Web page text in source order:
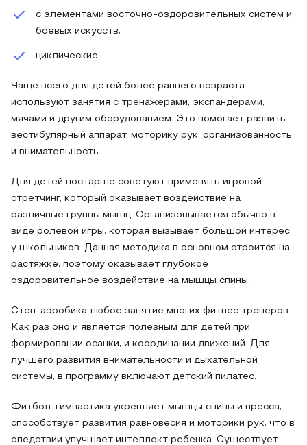
с элементами восточно-оздоровительных систем и
боевых искусств;
циклические.
Чаще всего для детей более раннего возраста
используют занятия с тренажерами, экспандерами,
мячами и другим оборудованием. Это помогает развить
вестибулярный аппарат, моторику рук, организованность
и внимательность.
Для детей постарше советуют применять игровой
стретчинг, который оказывает воздействие на
различные группы мышц. Организовывается обычно в
виде ролевой игры, которая вызывает большой интерес
у школьников. Данная методика в основном строится на
растяжке, поэтому оказывает глубокое
оздоровительное воздействие на мышцы спины.
Степ-аэробика любое занятие многих фитнес тренеров.
Как раз оно и является полезным для детей при
формировании осанки, и координации движений. Для
лучшего развития внимательности и дыхательной
системы, в программу включают детский пилатес.
Фитбол-гимнастика укрепляет мышцы спины и пресса,
способствует развития равновесия и моторики рук, что в
следствии улучшает интеллект ребенка. Существует